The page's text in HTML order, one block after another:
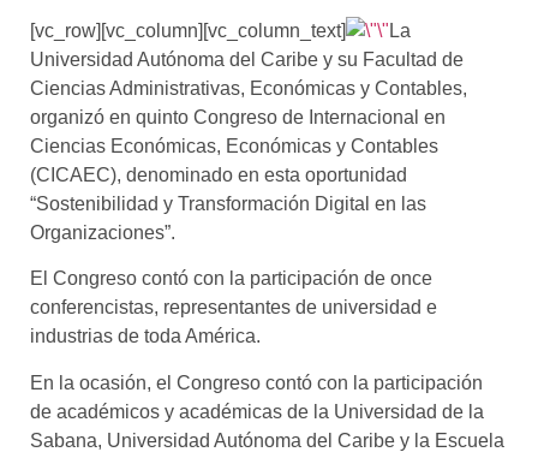
[vc_row][vc_column][vc_column_text]
La
Universidad Autónoma del Caribe y su Facultad de
Ciencias Administrativas, Económicas y Contables,
organizó en quinto Congreso de Internacional en
Ciencias Económicas, Económicas y Contables
(CICAEC), denominado en esta oportunidad
“Sostenibilidad y Transformación Digital en las
Organizaciones”.
El Congreso contó con la participación de once
conferencistas, representantes de universidad e
industrias de toda América.
En la ocasión, el Congreso contó con la participación
de académicos y académicas de la Universidad de la
Sabana, Universidad Autónoma del Caribe y la Escuela